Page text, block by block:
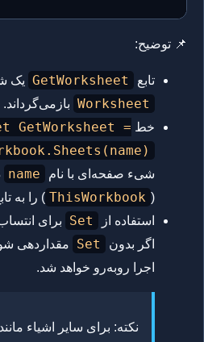
📌 توضیح:
تابع GetWorksheet یک
Worksheet
بازمی‌گرداند.
خط GetWorksheet =
شیء صفحه‌ای با نام
name
(
ThisWorkbook ) را به
استفاده از
Set
برای
اگر بدون
Set
مقداردهی
اجرا روبه‌رو خواهد شد.